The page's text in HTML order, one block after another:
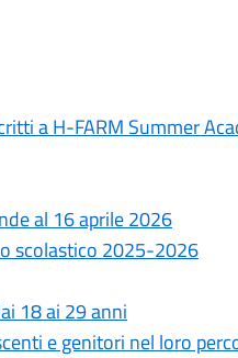
a H-FARM Summer
al 16 aprile 2026
scolastico 2025-2026
18 ai 29 anni
e genitori nel loro